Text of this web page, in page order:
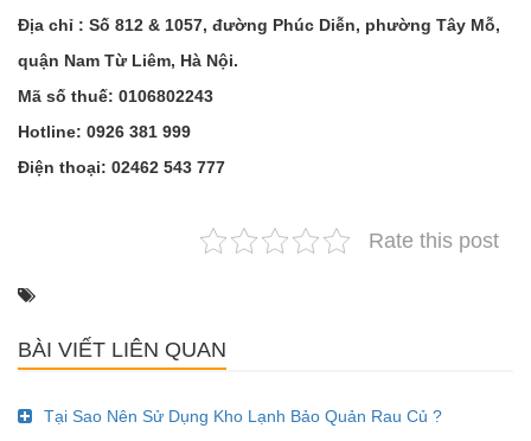
Địa chỉ : Số 812 & 1057, đường Phúc Diễn, phường Tây Mỗ,
quận Nam Từ Liêm, Hà Nội.
Mã số thuế: 0106802243
Hotline: 0926 381 999
Điện thoại: 02462 543 777
Rate this post
BÀI VIẾT LIÊN QUAN
Tại Sao Nên Sử Dụng Kho Lạnh Bảo Quản Rau Củ ?